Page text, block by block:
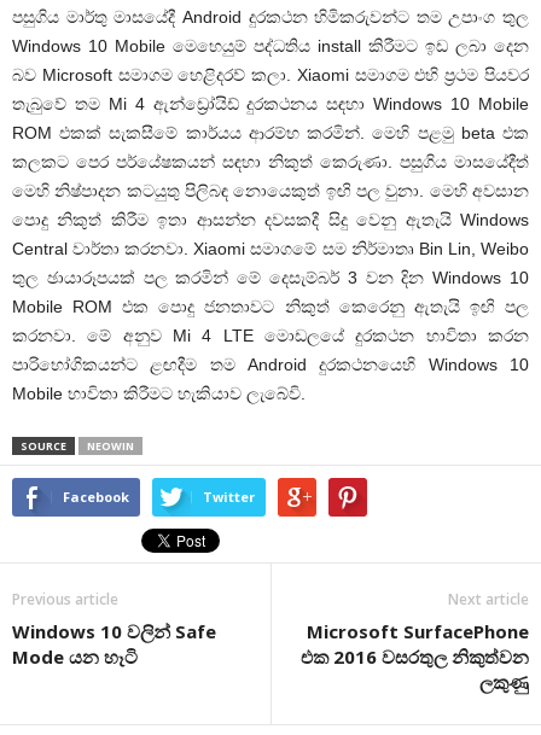
පසුගිය මාර්තු මාසයේදී Android දුරකථන හිමිකරුවන්ට තම උපාංග තුල
Windows 10 Mobile මෙහෙයුම් පද්ධතිය install කිරීමට ඉඩ ලබා දෙන
බව Microsoft සමාගම හෙළිදරව් කලා. Xiaomi සමාගම එහි ප්‍රථම පියවර
තැබුවේ තම Mi 4 ඇන්ඩ්‍රෝයිඩ් දුරකථනය සඳහා Windows 10 Mobile
ROM එකක් සැකසීමේ කාර්යය ආරම්භ කරමින්. මෙහි පළමු beta එක
කලකට පෙර පර්යේෂකයන් සඳහා නිකුත් කෙරුණා. පසුගිය මාසයේදීත්
මෙහි නිෂ්පාදන කටයුතු පිලිබඳ නොයෙකුත් ඉඟි පල වුනා. මෙහි අවසාන
පොදු නිකුත් කිරීම ඉතා ආසන්න දවසකදී සිදු වෙනු ඇතැයි Windows
Central වාර්තා කරනවා. Xiaomi සමාගමේ සම නිර්මාතෘ Bin Lin, Weibo
තුල ඡායාරූපයක් පල කරමින් මේ දෙසැම්බර් 3 වන දින Windows 10
Mobile ROM එක පොදු ජනතාවට නිකුත් කෙරෙනු ඇතැයි ඉඟි පල
කරනවා. මේ අනුව Mi 4 LTE මොඩලයේ දුරකථන භාවිතා කරන
පාරිභෝගිකයන්ට ළඟදීම තම Android දුරකථනයෙහි Windows 10
Mobile භාවිතා කිරීමට හැකියාව ලැබේවි.
SOURCE NEOWIN
Facebook Twitter
Previous article
Windows 10 වලින් Safe
Mode යන හෑටි
Next article
Microsoft SurfacePhone
එක 2016 වසරතුල නිකුත්වන
ලකුණු